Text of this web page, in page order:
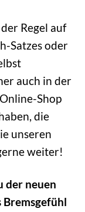
Regel auf
Satzes oder
auch in der
Shop
die
unseren
weiter!
der neuen
Bremsgefühl